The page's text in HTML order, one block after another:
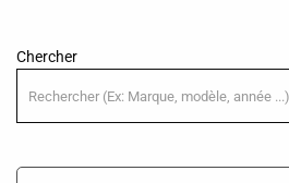
Chercher